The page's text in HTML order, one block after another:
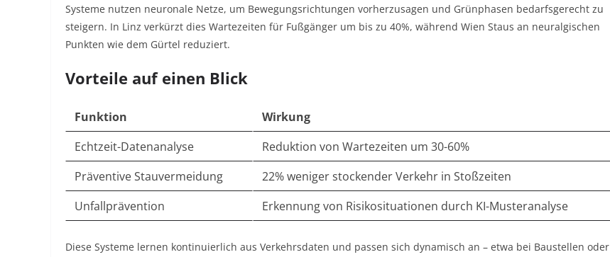
Systeme nutzen neuronale Netze, um Bewegungsrichtungen vorherzusagen und Grünphasen bedarfsgerecht zu
steigern. In Linz verkürzt dies Wartezeiten für Fußgänger um bis zu 40%, während Wien Staus an neuralgischen
Punkten wie dem Gürtel reduziert.
Vorteile auf einen Blick
Funktion
Wirkung
Echtzeit-Datenanalyse
Reduktion von Wartezeiten um 30-60%
Präventive Stauvermeidung
22% weniger stockender Verkehr in Stoßzeiten
Unfallprävention
Erkennung von Risikosituationen durch KI-Musteranalyse
Diese Systeme lernen kontinuierlich aus Verkehrsdaten und passen sich dynamisch an – etwa bei Baustellen oder